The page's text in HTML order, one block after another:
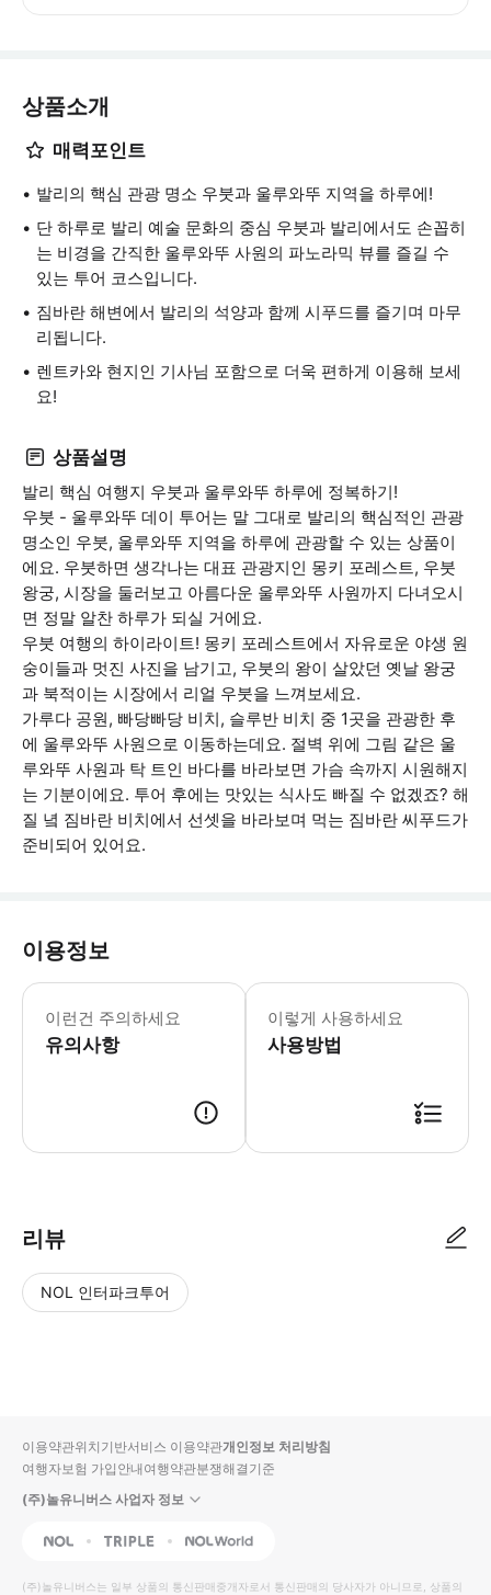
상품소개
매력포인트
발리의 핵심 관광 명소 우붓과 울루와뚜 지역을 하루에!
단 하루로 발리 예술 문화의 중심 우붓과 발리에서도 손꼽히
는 비경을 간직한 울루와뚜 사원의 파노라믹 뷰를 즐길 수
있는 투어 코스입니다.
짐바란 해변에서 발리의 석양과 함께 시푸드를 즐기며 마무
리됩니다.
렌트카와 현지인 기사님 포함으로 더욱 편하게 이용해 보세
요!
상품설명
발리 핵심 여행지 우붓과 울루와뚜 하루에 정복하기!
우붓 - 울루와뚜 데이 투어는 말 그대로 발리의 핵심적인 관광
명소인 우붓, 울루와뚜 지역을 하루에 관광할 수 있는 상품이
에요. 우붓하면 생각나는 대표 관광지인 몽키 포레스트, 우붓
왕궁, 시장을 둘러보고 아름다운 울루와뚜 사원까지 다녀오시
면 정말 알찬 하루가 되실 거에요.
우붓 여행의 하이라이트! 몽키 포레스트에서 자유로운 야생 원
숭이들과 멋진 사진을 남기고, 우붓의 왕이 살았던 옛날 왕궁
과 북적이는 시장에서 리얼 우붓을 느껴보세요.
가루다 공원, 빠당빠당 비치, 슬루반 비치 중 1곳을 관광한 후
에 울루와뚜 사원으로 이동하는데요. 절벽 위에 그림 같은 울
루와뚜 사원과 탁 트인 바다를 바라보면 가슴 속까지 시원해지
는 기분이에요. 투어 후에는 맛있는 식사도 빠질 수 없겠죠? 해
질 녘 짐바란 비치에서 선셋을 바라보며 먹는 짐바란 씨푸드가
준비되어 있어요.
이용정보
이런건 주의하세요
유의사항
[포함사항] - 프라이빗 전용 차량 및
이렇게 사용하세요
사용방법
리뷰
NOL 인터파크투어
입니
다.
높
동
순
상
이용약관위치기반서비스 이용약관개인정보 처리방침
여행자보험 가입안내여행약관분쟁해결기준
(주)놀유니버스 사업자 정보
NOL Triple Interpark Global
(주)놀유니버스는 일부 상품의 통신판매중개자로서 통신판매의 당사자가 아니므로, 상품의